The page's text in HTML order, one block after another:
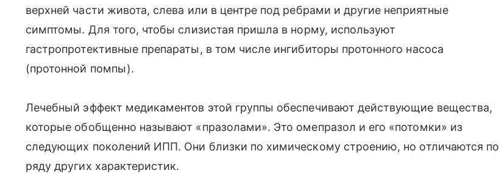
верхней части живота, слева или в центре под ребрами и другие неприятные
симптомы. Для того, чтобы слизистая пришла в норму, используют
гастропротективные препараты, в том числе ингибиторы протонного насоса
(протонной помпы).
Лечебный эффект медикаментов этой группы обеспечивают действующие вещества,
которые обобщенно называют «празолами». Это омепразол и его «потомки» из
следующих поколений ИПП. Они близки по химическому строению, но отличаются по
ряду других характеристик.